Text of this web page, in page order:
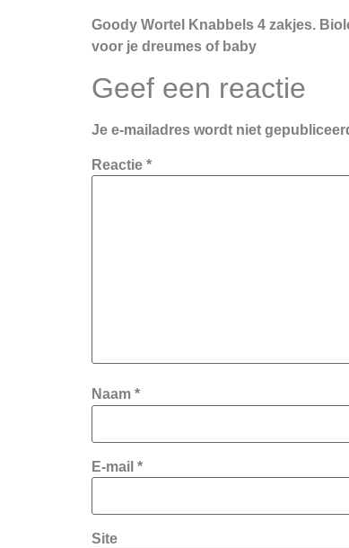
Goody Wortel Knabbels 4 zakjes.
voor je dreumes of baby
Geef een reactie
Je e-mailadres wordt niet
Reactie *
Naam *
E-mail *
Site